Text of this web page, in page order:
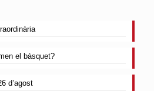
el bàsquet?
d’agost